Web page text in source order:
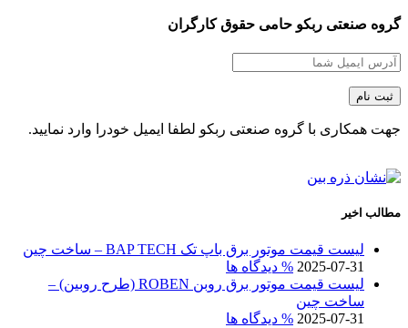
گروه صنعتی ربکو حامی حقوق کارگران
جهت همکاری با گروه صنعتی ربکو لطفا ایمیل خودرا وارد نمایید.
مطالب اخیر
لیست قیمت موتور برق باپ تک BAP TECH – ساخت چین
2025-07-31 % دیدگاه ها
لیست قیمت موتور برق روبن ROBEN (طرح روبین) –
ساخت چین
2025-07-31 % دیدگاه ها